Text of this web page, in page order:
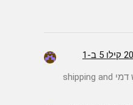
סט משקולות מודולרי 20 קילו 5 ב-1
שלום, בניסיון לרכוש ראיתי שיש דמי shipping and